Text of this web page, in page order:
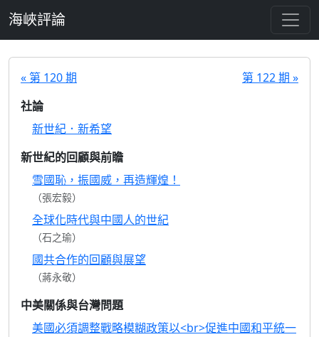
海峽評論
« 第 120 期
第 122 期 »
社論
新世紀．新希望
新世紀的回顧與前瞻
雪國恥，振國威，再造輝煌！
（張宏毅）
全球化時代與中國人的世紀
（石之瑜）
國共合作的回顧與展望
（蔣永敬）
中美關係與台灣問題
美國必須調整戰略模糊政策以<br>促進中國和平統一